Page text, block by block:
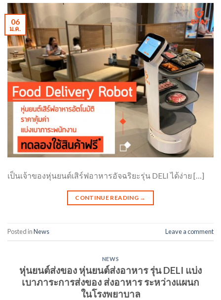
06
ม.ค.
เป็นเจ้าของหุ่นยนต์เสิร์ฟอาหารอัจฉริยะรุ่น DELI ได้ง่าย […]
CONTINUE READING →
Posted inNews Leave a comment
NEWS
หุ่นยนต์ส่งของ หุ่นยนต์ส่งอาหาร รุ่น DELI แบ่ง
เบาภาระการส่งของ ส่งอาหาร ระหว่างแผนก
ในโรงพยาบาล